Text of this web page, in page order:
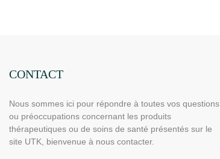
CONTACT
Nous sommes ici pour répondre à toutes vos questions
ou préoccupations concernant les produits
thérapeutiques ou de soins de santé présentés sur le
site UTK, bienvenue à nous contacter.